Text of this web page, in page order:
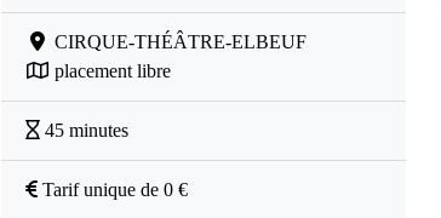
CIRQUE-THÉÂTRE-ELBEUF
placement libre
45 minutes
Tarif unique de 0 €